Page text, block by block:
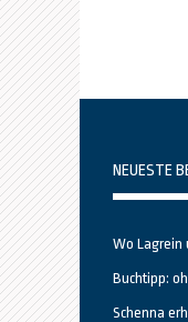
NEUESTE
Wo Lagrein
Buchtipp:
Schenna